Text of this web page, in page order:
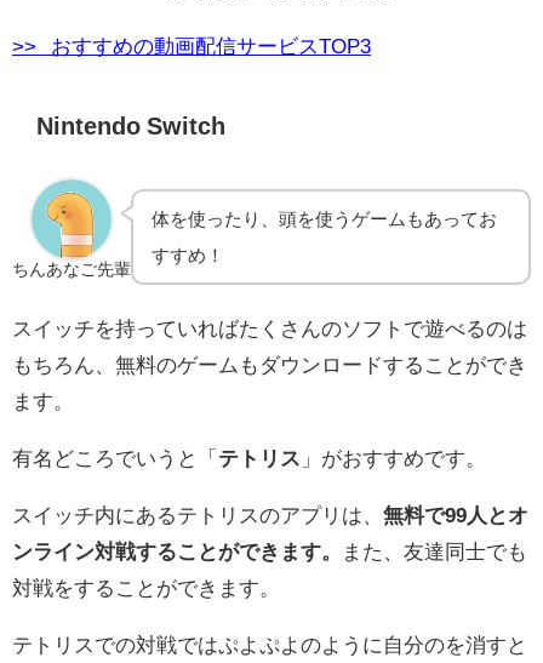
>> おすすめの動画配信サービスTOP3
Nintendo Switch
ちんあなご先輩
体を使ったり、頭を使うゲームもあってお
すすめ！
スイッチを持っていればたくさんのソフトで遊べるのは
もちろん、無料のゲームもダウンロードすることができ
ます。
有名どころでいうと「 テトリス 」がおすすめです。
スイッチ内にあるテトリスのアプリは、 無料で99人とオ
ンライン対戦することができます。
また、友達同士でも
対戦をすることができます。
テトリスでの対戦ではぷよぷよのように自分のを消すと